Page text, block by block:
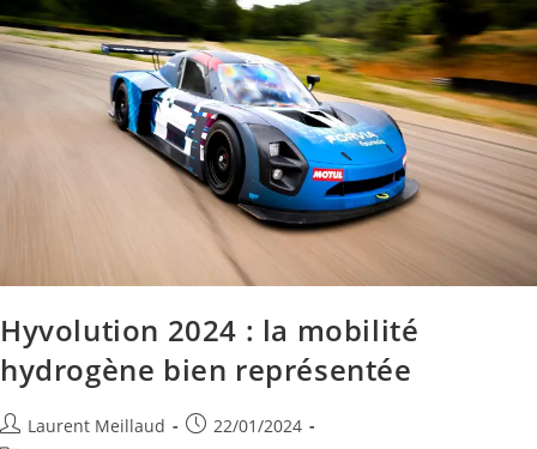
Hyvolution 2024 : la mobilité
hydrogène bien représentée
Laurent Meillaud
22/01/2024